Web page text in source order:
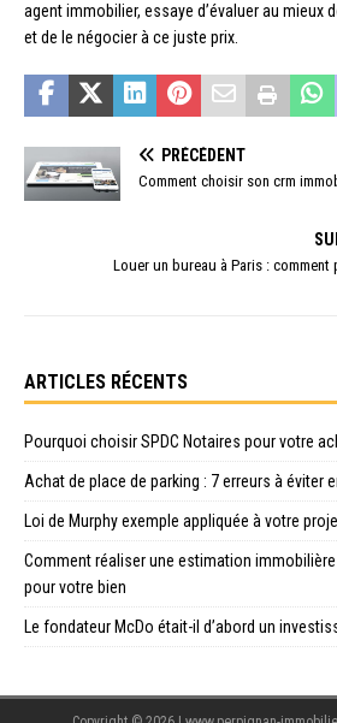
agent immobilier, essaye d’évaluer au mieux
et de le négocier à ce juste prix.
PRÉCÉDENT
Comment choisir son crm
Louer un bureau à Paris : comment
ARTICLES RÉCENTS
Pourquoi choisir SPDC Notaires pour votre
Achat de place de parking : 7 erreurs à éviter
Loi de Murphy exemple appliquée à votre
Comment réaliser une estimation
pour votre bien
Le fondateur McDo était-il d’abord un